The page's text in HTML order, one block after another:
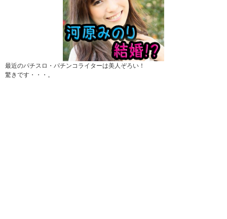
最近のパチスロ・パチンコライターは美人ぞろい！
驚きです・・・。